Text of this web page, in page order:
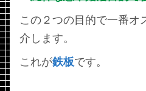
この２つの目的で一番オ
介します。
これが鉄板です。